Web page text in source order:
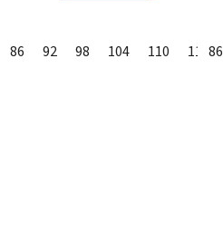
86 92 98 104 110 11686